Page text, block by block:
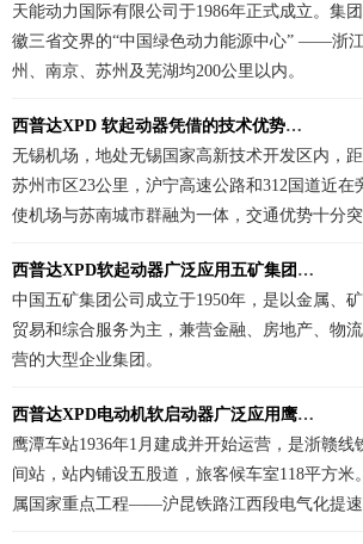
天能动力国际有限公司于1986年正式成立。集
徽三省交界的“中国绿色动力能源中心” ——浙
州、南京、苏州及芜湖均200公里以内。
西普达XPD 软起动器凭借的技术优势光荣的加入到此项目建设中
无锡机场，地处无锡国家高新技术开发区内，
苏州市区23公里，沪宁高速公路和312国道近在
使机场与苏南城市群融为一体，交通优势十分突
西普达XPD软起动器广泛应用五矿集团各个子公司，尤其在水处理表现出色。
中国五矿集团公司成立于1950年，是以金属、
贸易和综合服务为主，兼营金融、房地产、物
营的大型企业集团。
西普达XPD电动机软启动器广泛应用鹰潭铁路段扩建供水系统
鹰潭车站1936年1月建成并开始运营，是浙赣线
间站，站内铺设五股道，旅客候车室118平方米
属国家重点工程——沪昆铁路江西段电气化提速